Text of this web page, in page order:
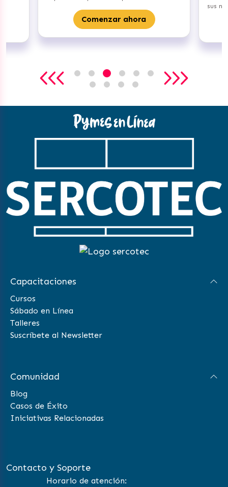
Comenzar ahora
sus
Capacitaciones
Cursos
Sábado en Línea
Talleres
Suscríbete al Newsletter
Comunidad
Blog
Casos de Éxito
Iniciativas Relacionadas
Contacto y Soporte
Horario de atención: